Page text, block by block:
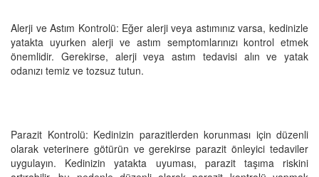
Alerji ve Astım Kontrolü: Eğer alerji veya astımınız varsa, kedinizle
yatakta uyurken alerji ve astım semptomlarınızı kontrol etmek
önemlidir. Gerekirse, alerji veya astım tedavisi alın ve yatak
odanızı temiz ve tozsuz tutun.
Parazit Kontrolü: Kedinizin parazitlerden korunması için düzenli
olarak veterinere götürün ve gerekirse parazit önleyici tedaviler
uygulayın. Kedinizin yatakta uyuması, parazit taşıma riskini